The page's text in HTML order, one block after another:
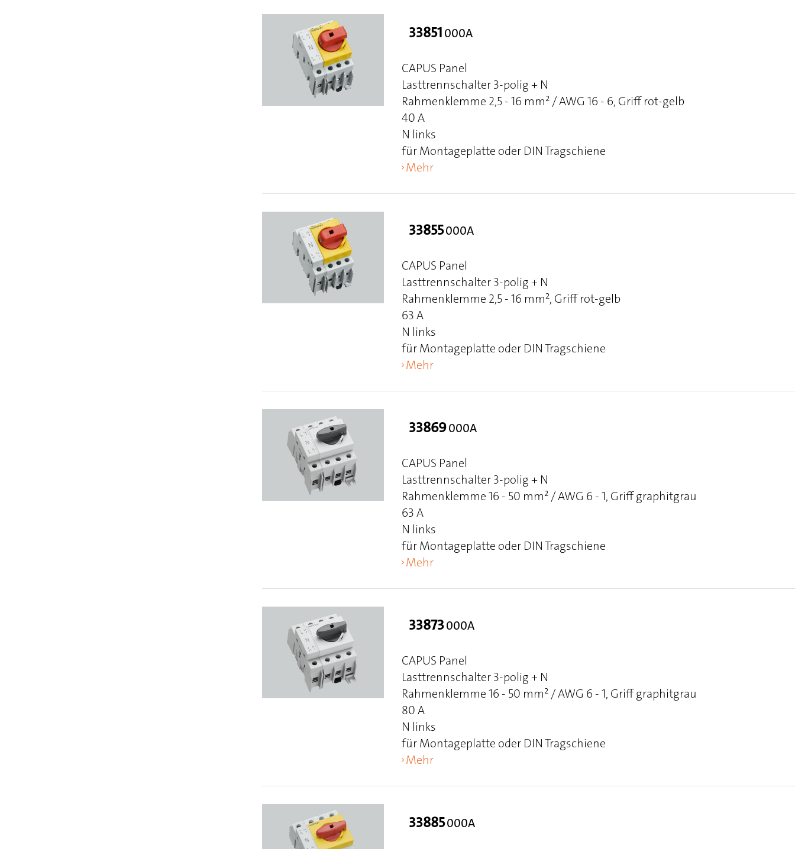
33851000A
CAPUS Panel
Lasttrennschalter 3-polig + N
Rahmenklemme 2,5 - 16 mm² / AWG 16 - 6, Griff rot-gelb
40 A
N links
für Montageplatte oder DIN Tragschiene
Mehr
33855000A
CAPUS Panel
Lasttrennschalter 3-polig + N
Rahmenklemme 2,5 - 16 mm², Griff rot-gelb
63 A
N links
für Montageplatte oder DIN Tragschiene
Mehr
33869000A
CAPUS Panel
Lasttrennschalter 3-polig + N
Rahmenklemme 16 - 50 mm² / AWG 6 - 1, Griff graphitgrau
63 A
N links
für Montageplatte oder DIN Tragschiene
Mehr
33873000A
CAPUS Panel
Lasttrennschalter 3-polig + N
Rahmenklemme 16 - 50 mm² / AWG 6 - 1, Griff graphitgrau
80 A
N links
für Montageplatte oder DIN Tragschiene
Mehr
33885000A